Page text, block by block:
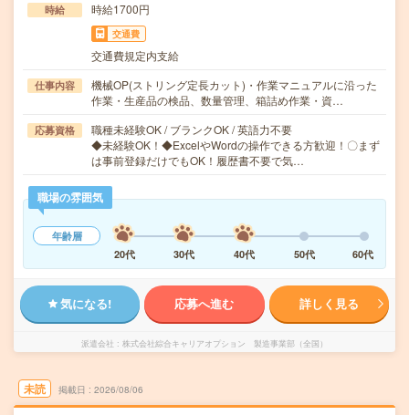
時給 時給1700円
交通費
交通費規定内支給
仕事内容
機械OP(ストリング定長カット)・作業マニュアルに沿った
作業・生産品の検品、数量管理、箱詰め作業・資…
応募資格
職種未経験OK / ブランクOK / 英語力不要
◆未経験OK！◆ExcelやWordの操作できる方歓迎！〇まず
は事前登録だけでもOK！履歴書不要で気…
職場の雰囲気
年齢層
20代
30代 40代 50代 60代
気になる! 応募へ進む 詳しく見る
派遣会社 株式会社綜合キャリアオプション 製造事業部（全国）
未読 掲載日 2026/08/06